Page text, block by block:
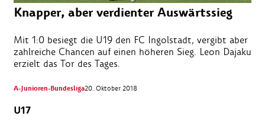
Knapper, aber verdienter Auswärtssieg
Mit 1:0 besiegt die U19 den FC Ingolstadt, vergibt aber
zahlreiche Chancen auf einen höheren Sieg. Leon Dajaku
erzielt das Tor des Tages.
A-Junioren-Bundesliga20. Oktober 2018
U17